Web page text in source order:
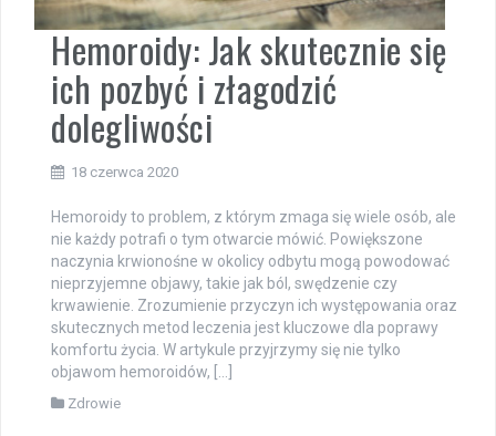
Hemoroidy: Jak skutecznie się
ich pozbyć i złagodzić
dolegliwości
18 czerwca 2020
Hemoroidy to problem, z którym zmaga się wiele osób, ale
nie każdy potrafi o tym otwarcie mówić. Powiększone
naczynia krwionośne w okolicy odbytu mogą powodować
nieprzyjemne objawy, takie jak ból, swędzenie czy
krwawienie. Zrozumienie przyczyn ich występowania oraz
skutecznych metod leczenia jest kluczowe dla poprawy
komfortu życia. W artykule przyjrzymy się nie tylko
objawom hemoroidów, […]
Zdrowie